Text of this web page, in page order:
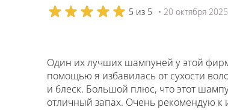
5 из 5 • 20 октября
Один их лучших шампуней у этой
помощью я избавилась от сухости
и блеск. Большой плюс, что этот
отличный запах. Очень рекомендую к